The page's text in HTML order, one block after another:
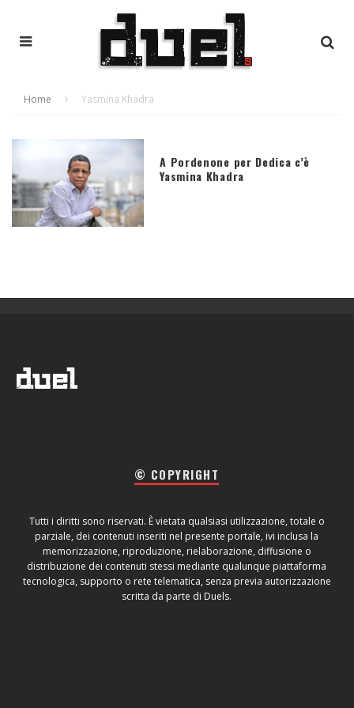
Home Yasmina Khadra
A Pordenone per Dedica c’è
Yasmina Khadra
© COPYRIGHT
Tutti i diritti sono riservati. È vietata qualsiasi utilizzazione, totale o
parziale, dei contenuti inseriti nel presente portale, ivi inclusa la
memorizzazione, riproduzione, rielaborazione, diffusione o
distribuzione dei contenuti stessi mediante qualunque piattaforma
tecnologica, supporto o rete telematica, senza previa autorizzazione
scritta da parte di Duels.